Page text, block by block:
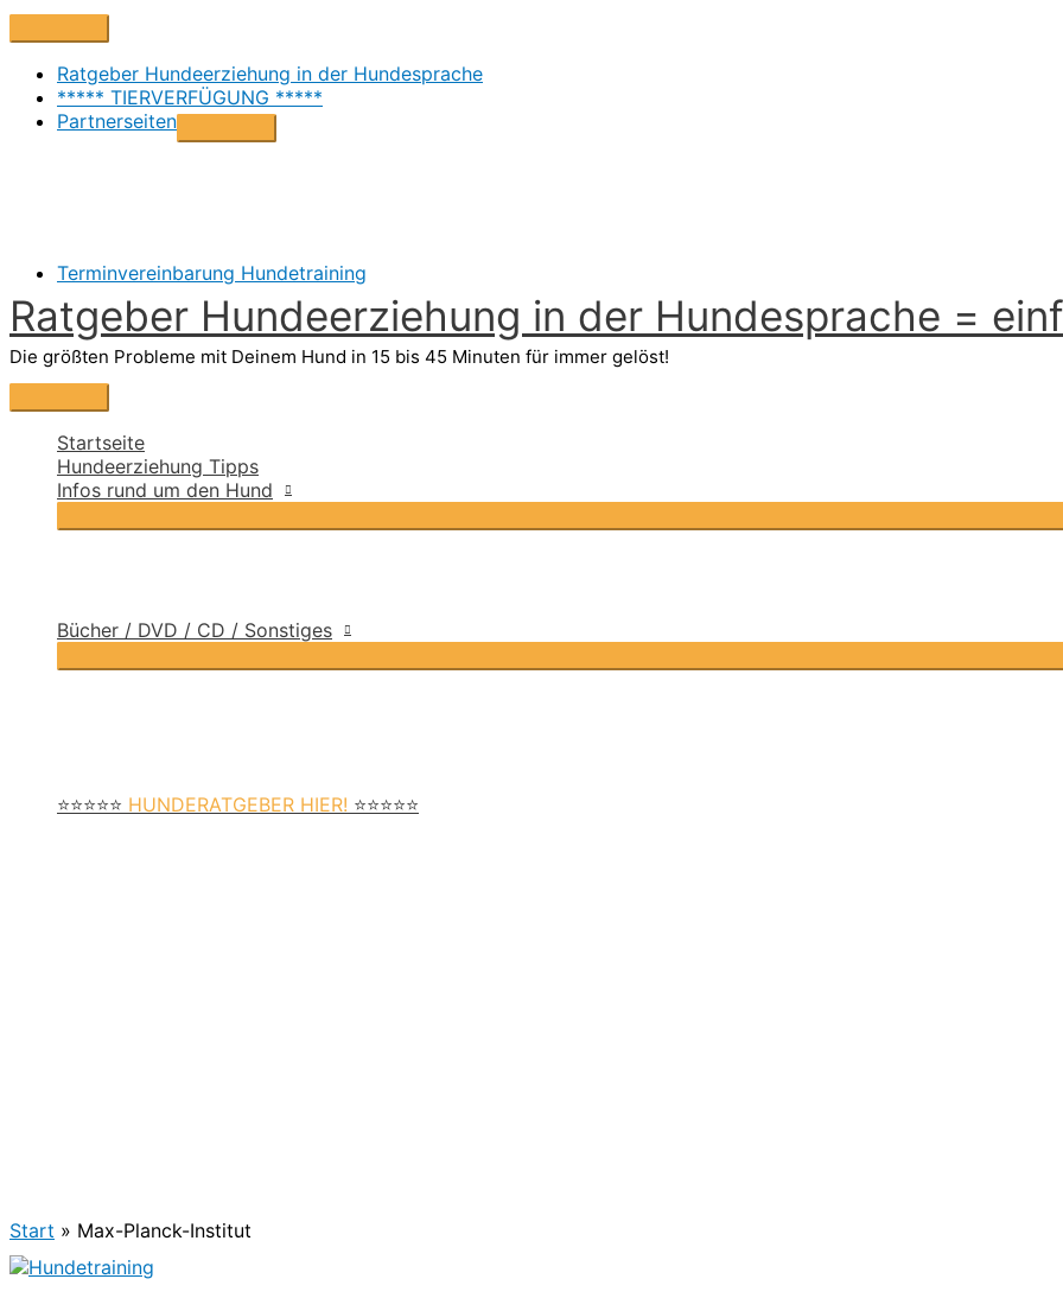
Zum
Inhalt
springen
Above
Header
Ratgeber Hundeerziehung in der Hundesprache
***** TIERVERFÜGUNG *****
Partnerseiten
Terminvereinbarung Hundetraining
Ratgeber Hundeerziehung in der Hundesprache =
Die größten Probleme mit Deinem Hund in 15 bis 45 Minuten für immer gelöst!
Hauptmenü
Startseite
Hundeerziehung Tipps
Infos rund um den Hund
Bücher / DVD / CD / Sonstiges
⭐⭐⭐⭐⭐ HUNDERATGEBER HIER! ⭐⭐⭐⭐⭐
Start Max-Planck-Institut